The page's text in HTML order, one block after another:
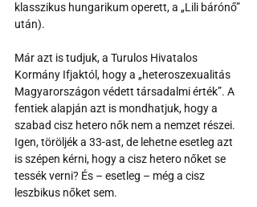
klasszikus hungarikum operett, a „Lili bárónő”
után).
Már azt is tudjuk, a Turulos Hivatalos
Kormány Ifjaktól, hogy a „heteroszexualitás
Magyarországon védett társadalmi érték”. A
fentiek alapján azt is mondhatjuk, hogy a
szabad cisz hetero nők nem a nemzet részei.
Igen, töröljék a 33-ast, de lehetne esetleg azt
is szépen kérni, hogy a cisz hetero nőket se
tessék verni? És – esetleg – még a cisz
leszbikus nőket sem.